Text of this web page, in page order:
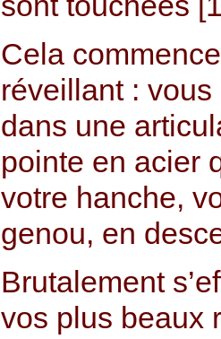
Cela
réveillant :
dans une
pointe en acier
votre hanche,
genou, en
Brutalement
vos plus beaux